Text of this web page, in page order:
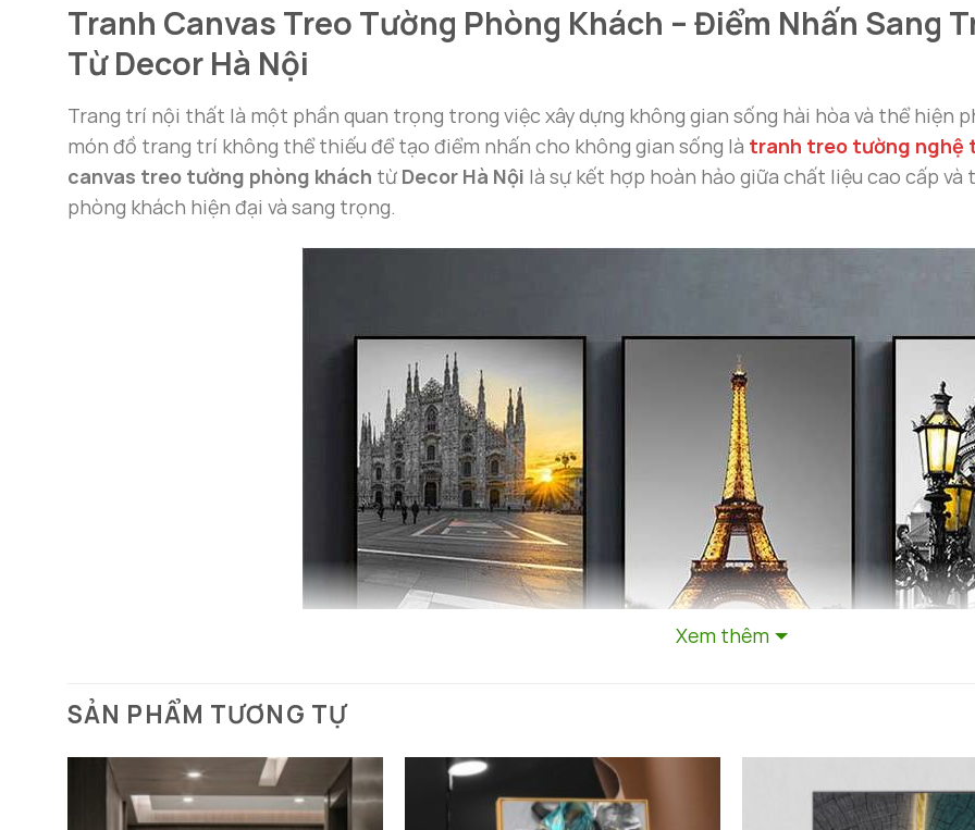
Tranh Canvas Treo Tường Phòng Khách – Điểm Nhấn Sang
Từ Decor Hà Nội
Trang trí nội thất là một phần quan trọng trong việc xây dựng không gian sống hài hòa và thể hiện
món đồ trang trí không thể thiếu để tạo điểm nhấn cho không gian sống là tranh treo tường nghệ
canvas treo tường phòng khách từ Decor Hà Nội là sự kết hợp hoàn hảo giữa chất liệu cao cấp
phòng khách hiện đại và sang trọng.
Xem thêm
SẢN PHẨM TƯƠNG TỰ